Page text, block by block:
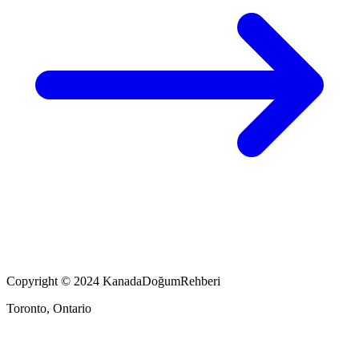
Copyright © 2024 KanadaDoğumRehberi
Toronto, Ontario